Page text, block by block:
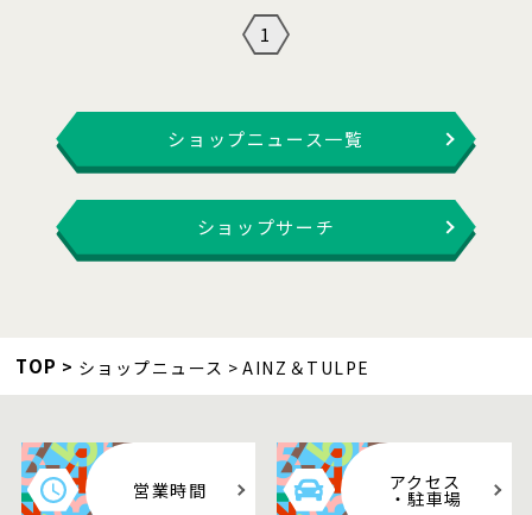
1
ショップニュース一覧
ショップサーチ
TOP ショップニュース AINZ＆TULPE
営業時間 アクセス
・駐車場